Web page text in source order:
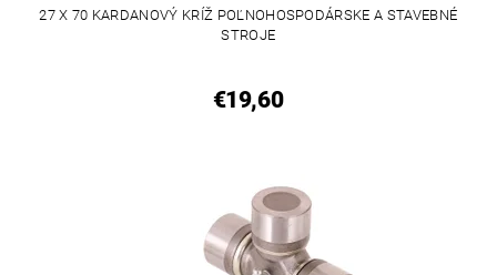
27 X 70 KARDANOVÝ KRÍŽ POĽNOHOSPODÁRSKE A STAVEBNÉ
STROJE
€19,60